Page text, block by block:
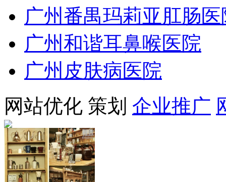
广州番禺玛莉亚肛肠医
广州和谐耳鼻喉医院
广州皮肤病医院
网站优化 策划 企业推广